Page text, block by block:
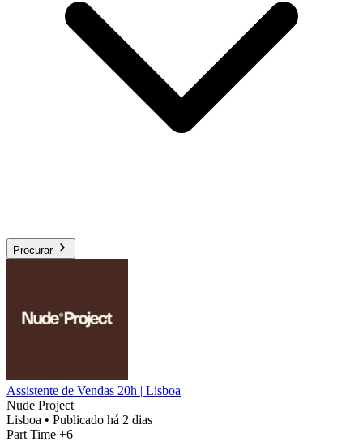
Procurar
Assistente de Vendas 20h | Lisboa
Nude Project
Lisboa • Publicado há 2 dias
Part Time +6